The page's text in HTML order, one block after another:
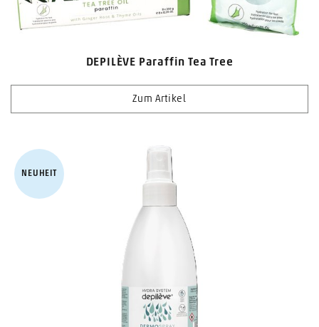
DEPILÈVE Paraffin Tea Tree
Zum Artikel
NEUHEIT